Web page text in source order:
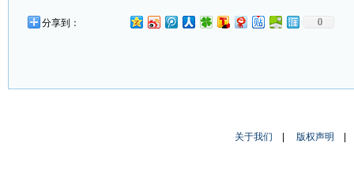
分享到： 0
关于我们 版权声明